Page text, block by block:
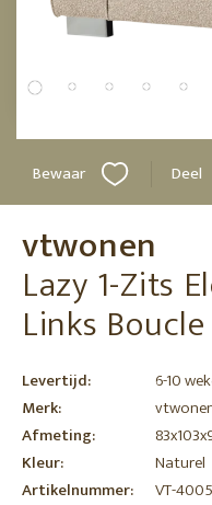
Bewaar Deel
vtwonen
Lazy 1-Zits
Links
Levertijd:
6-10
Merk:
Afmeting:
Kleur:
Naturel
Artikelnummer:
VT-